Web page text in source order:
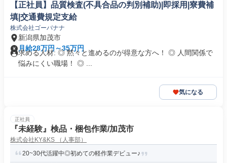
【正社員】品質検査(不具合品の判別補助)|即採用|寮費補
填|交通費規定支給
株式会社ゴーバナナ
新潟県加茂市
月給28万円～35万円
求める人材: ◎ 黙々と進めるのが得意な方へ！ ◎ 人間関係で
悩みにくい職場！ ◎ ...
気になる
正社員
『未経験』検品・梱包作業/加茂市
株式会社KY&KS （人事部）
20~30代活躍中◎初めての軽作業デビュー♪